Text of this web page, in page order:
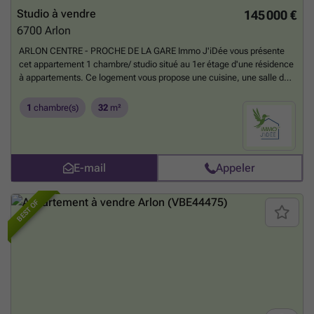
145 000 €
Studio à vendre
6700 Arlon
ARLON CENTRE - PROCHE DE LA GARE Immo J'iDée vous présente
cet appartement 1 chambre/ studio situé au 1er étage d'une résidence
à appartements. Ce logement vous propose une cuisine, une salle de
toilette séparée et une chambre. Les lieux sont à rafraichir. Il dispose
l'appartement possible par un ascenseur. Chauffage central de la
1 chambre(s) 32 m²
E-mail Appeler
BEST OF